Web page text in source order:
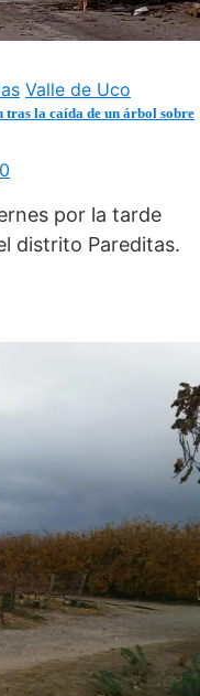
Valle de Uco
tras la caída de un árbol sobre
0
por la tarde
distrito Pareditas.